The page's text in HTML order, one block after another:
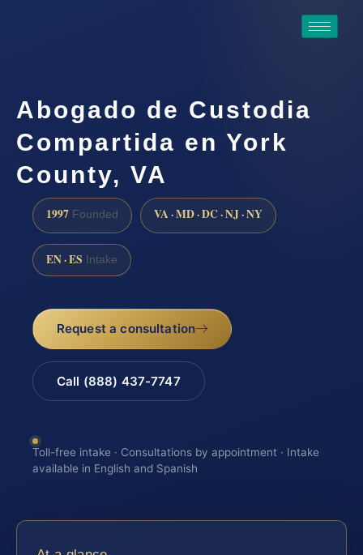
Abogado de Custodia
Compartida en York
County, VA
1997 Founded VA · MD · DC · NJ · NY
EN · ES Intake
Request a consultation
Call (888) 437-7747
Toll-free intake · Consultations by appointment · Intake
available in English and Spanish